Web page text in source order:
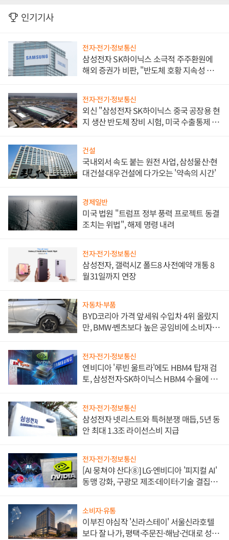
인기기사
전자·전기·정보통신
삼성전자 SK하이닉스 소극적 주주환원에
해외 증권가 비판, "반도체 호황 지속성 의
전자·전기·정보통신
외신 "삼성전자 SK하이닉스 중국 공장용 현
지 생산 반도체 장비 시험, 미국 수출통제 대
건설
국내외서 속도 붙는 원전 사업, 삼성물산·현
대건설·대우건설에 다가오는 '약속의 시간'
경제일반
미국 법원 "트럼프 정부 풍력 프로젝트 동결
조치는 위법", 해제 명령 내려
전자·전기·정보통신
삼성전자, 갤럭시Z 폴드8 사전예약 개통 8
월31일까지 연장
자동차·부품
BYD코리아 가격 앞세워 수입차 4위 올랐지
만, BMW·벤츠보다 높은 공임비에 소비자
전자·전기·정보통신
엔비디아 '루빈 울트라'에도 HBM4 탑재 검
토, 삼성전자·SK하이닉스 HBM4 수율에 주
전자·전기·정보통신
삼성전자 넷리스트와 특허분쟁 매듭, 5년 동
안 최대 1.3조 라이선스비 지급
전자·전기·정보통신
[AI 뭉쳐야 산다⑧] LG·엔비디아 '피지컬 AI'
동맹 강화, 구광모 제조·데이터·기술 결집
소비자·유통
이부진 야심작 '신라스테이' 서울신라호텔
보다 잘 나가, 평택·주문진·해남·건대로 성